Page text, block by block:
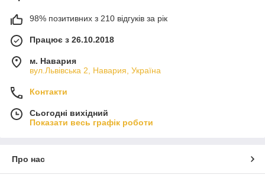
98% позитивних з 210 відгуків за рік
Працює з 26.10.2018
м. Навария
вул.Львівська 2, Навария, Україна
Контакти
Сьогодні вихідний
Показати весь графік роботи
Про нас